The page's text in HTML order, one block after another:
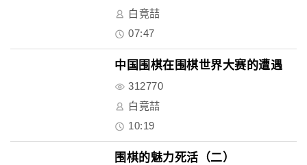
白竟喆
07:47
中国围棋在围棋世界大赛的遭遇
312770
白竟喆
10:19
围棋的魅力死活（二）